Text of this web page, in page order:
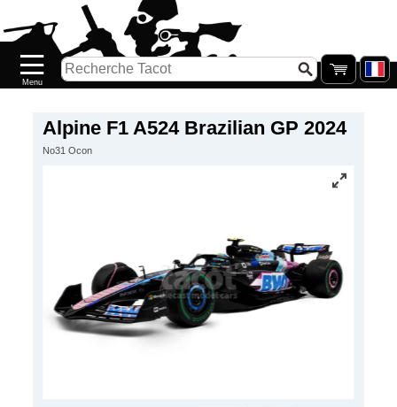
Alpine F1 A524 Brazilian GP 2024
No31 Ocon
Nouveautés
Catalogue/Stock
Galerie